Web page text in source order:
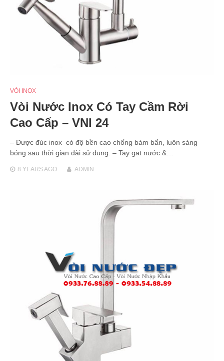
VÒI INOX
Vòi Nước Inox Có Tay Cầm Rời
Cao Cấp – VNI 24
– Được đúc inox có độ bền cao chống bám bẩn, luôn sáng
bóng sau thời gian dài sử dụng. – Tay gạt nước &…
8 YEARSAGO ADMIN